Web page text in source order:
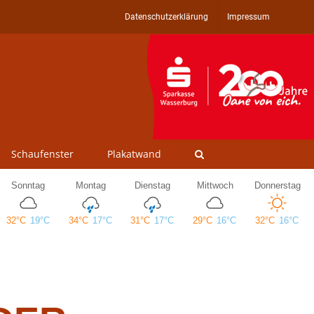
Datenschutzerklärung Impressum
Schaufenster Plakatwand